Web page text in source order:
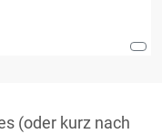
(oder kurz nach